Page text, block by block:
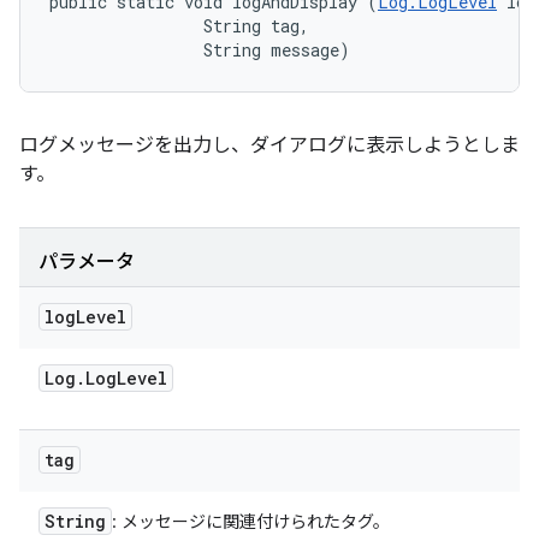
                String tag,
                String message)
ログメッセージを出力し、ダイアログに表示しようとしま
す。
パラメータ
logLevel
Log . LogLevel
tag
String : メッセージに関連付けられたタグ。